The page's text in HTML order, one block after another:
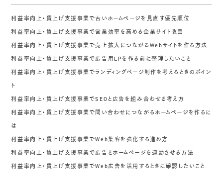
利益率向上・賃上げ支援事業で古いホームページを見直す優先順位
利益率向上・賃上げ支援事業で営業効率を高める企業サイト改善
利益率向上・賃上げ支援事業で売上拡大につながるWebサイトを作る方法
利益率向上・賃上げ支援事業で広告用LPを作る前に整理したいこと
利益率向上・賃上げ支援事業でランディングページ制作を考えるときのポイン
ト
利益率向上・賃上げ支援事業でSEOと広告を組み合わせる考え方
利益率向上・賃上げ支援事業で問い合わせにつながるホームページを作るに
は
利益率向上・賃上げ支援事業でWeb集客を強化する進め方
利益率向上・賃上げ支援事業で広告とホームページを連動させる方法
利益率向上・賃上げ支援事業でWeb広告を活用するときに確認したいこと